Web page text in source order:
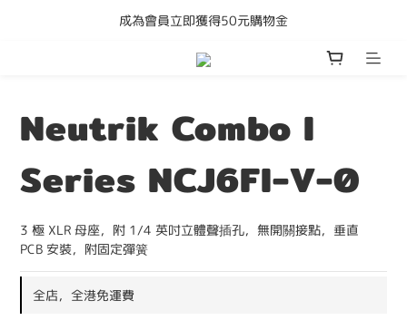
購買任何產品即享全港免運費
成為會員立即獲得50元購物金
購買任何產品即享全港免運費
Neutrik Combo I
Series NCJ6FI-V-0
3 極 XLR 母座，附 1/4 英吋立體聲插孔，無開關接點，垂直
PCB 安裝，附固定彈簧
全店，全港免運費